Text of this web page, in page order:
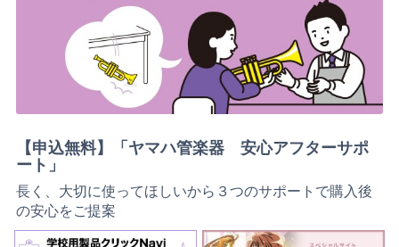
【申込無料】「ヤマハ管楽器 安心アフターサポ
ート」
長く、大切に使ってほしいから３つのサポートで購入後
の安心をご提案